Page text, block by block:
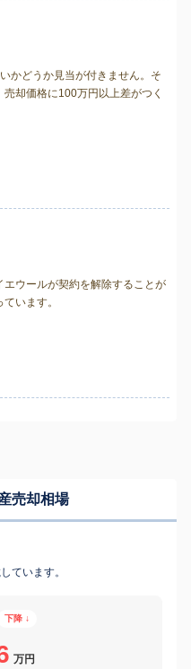
かどうか見当が付きません。そ
却価格に100万円以上差がつく
ウールが契約を解除することが
います。
売却相場
ています。
下降 ↓
万円